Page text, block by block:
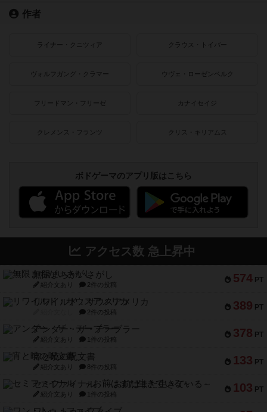
作者
ライナー・クニツィア クラウス・トイバー
ヴォルフガング・クラマー ウヴェ・ローゼンベルク
フリードマン・フリーゼ カナイセイジ
クレメンス・フランツ クリス・キリアムス
ボドゲーマのアプリ版はこちら
アクセス数 急上昇中
574 PT
無限まちがいさがし
紹介文あり 2件の投稿
389 PT
リワイルド：サウスアメリカ
2件の投稿
378 PT
アンダー・ザ・テーブラー
紹介文あり 1件の投稿
133 PT
宵と暁の呪文書
紹介文あり 8件の投稿
103 PT
セミファイナル ～お前はまだ生きている～
紹介文あり 1件の投稿